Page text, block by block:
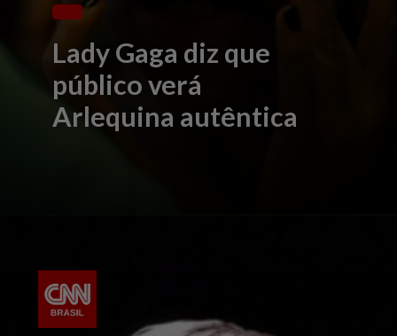
Lady Gaga diz que
público verá
Arlequina autêntica